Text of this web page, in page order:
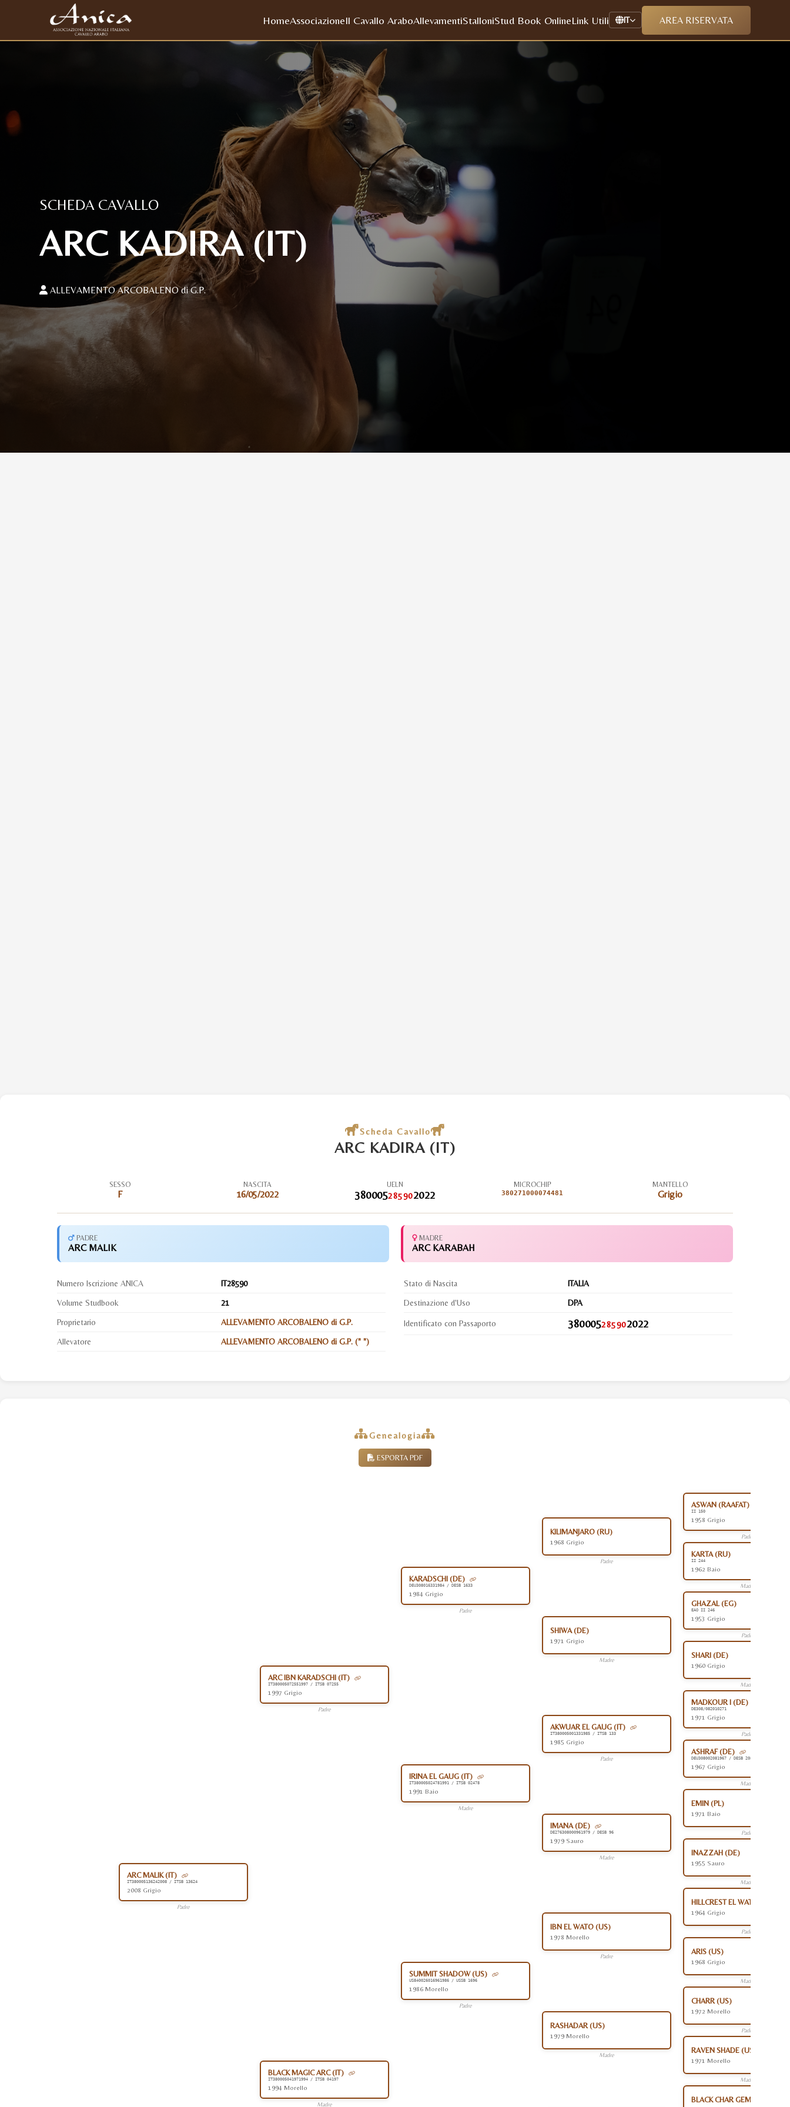
HomeAssociazioneIl Cavallo AraboAllevamentiStalloniStud Book OnlineLink Utili IT AREA RISERVATA
SCHEDA CAVALLO
ARC KADIRA (IT)
ALLEVAMENTO ARCOBALENO di G.P.
Scheda Cavallo
ARC KADIRA (IT)
SESSO
F
NASCITA
16/05/2022
UELN
380005285902022
MICROCHIP
380271000074481
MANTELLO
Grigio
PADRE
ARC MALIK
MADRE
ARC KARABAH
Numero Iscrizione ANICA IT28590
Volume Studbook 21
Proprietario ALLEVAMENTO ARCOBALENO di G.P.
Allevatore ALLEVAMENTO ARCOBALENO di G.P. (" ")
Stato di Nascita ITALIA
Destinazione d'Uso DPA
Identificato con Passaporto 380005285902022
Genealogia
ESPORTA PDF
ARC MALIK (IT)
IT380005136242008 / ITSB 13624
2008 Grigio
Padre
ARC IBN KARADSCHI (IT)
IT380005072551997 / ITSB 07255
1997 Grigio
Padre
KARADSCHI (DE)
DEU308016331984 / DESB 1633
1984 Grigio
Padre
KILIMANJARO (RU)
1968 Grigio
Padre
ASWAN (RAAFAT) (EG)
II 150
1958 Grigio
Padre
KARTA (RU)
II 244
1962 Baio
Madre
SHIWA (DE)
1971 Grigio
Madre
GHAZAL (EG)
EAO II 246
1953 Grigio
Padre
SHARI (DE)
1960 Grigio
Madre
IRINA EL GAUG (IT)
IT380005024781991 / ITSB 02478
1991 Baio
Madre
AKWUAR EL GAUG (IT)
IT380005001331985 / ITSB 133
1985 Grigio
Padre
MADKOUR I (DE)
DE308/082010271
1971 Grigio
Padre
ASHRAF (DE)
DEU308002081967 / DESB 208
1967 Grigio
Madre
IMANA (DE)
DE276308000961979 / DESB 96
1979 Sauro
Madre
EMIN (PL)
1971 Baio
Padre
INAZZAH (DE)
1955 Sauro
Madre
BLACK MAGIC ARC (IT)
IT380005041971994 / ITSB 04197
1994 Morello
Madre
SUMMIT SHADOW (US)
US840026016961986 / USSB 1696
1986 Morello
Padre
IBN EL WATO (US)
1978 Morello
Padre
HILLCREST EL WATO (US)
1964 Grigio
Padre
ARIS (US)
1968 Grigio
Madre
RASHADAR (US)
1979 Morello
Madre
CHARR (US)
1972 Morello
Padre
RAVEN SHADE (US)
1971 Morello
Madre
BLACK CHAR GEM (US)